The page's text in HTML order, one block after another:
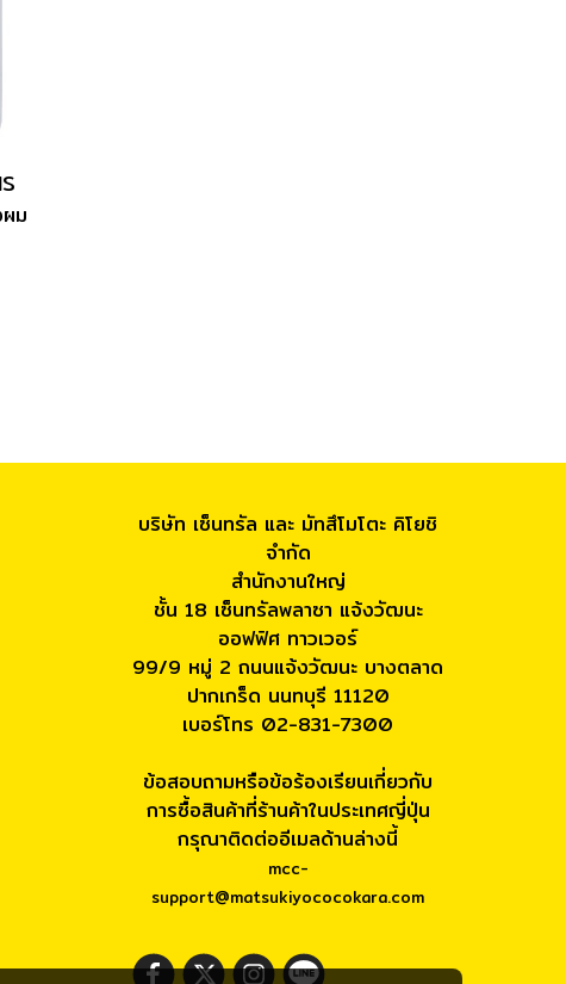
ม
บริษัท เซ็นทรัล และ มัทสึโมโตะ คิโยชิ
จำกัด
สำนักงานใหญ่
ชั้น 18 เซ็นทรัลพลาซา แจ้งวัฒนะ
ออฟฟิศ ทาวเวอร์
99/9 หมู่ 2 ถนนแจ้งวัฒนะ บางตลาด
ปากเกร็ด นนทบุรี 11120
เบอร์โทร 02-831-7300
ข้อสอบถามหรือข้อร้องเรียนเกี่ยวกับ
การซื้อสินค้าที่ร้านค้าในประเทศญี่ปุ่น
กรุณาติดต่ออีเมลด้านล่างนี้
mcc-
support@matsukiyococokara.com